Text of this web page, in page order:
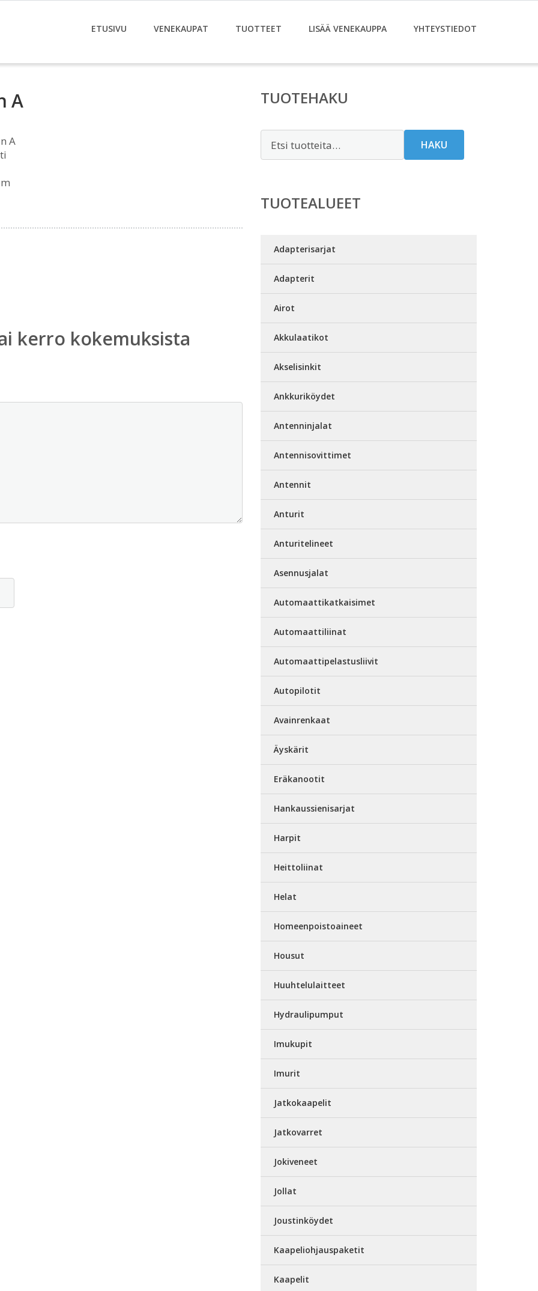
ETUSIVU VENEKAUPAT TUOTTEET LISÄÄ VENEKAUPPA YHTEYSTIEDOT
A
A
kerro kokemuksista
TUOTEHAKU
HAKU
TUOTEALUEET
Adapterisarjat
Adapterit
Airot
Akkulaatikot
Akselisinkit
Ankkuriköydet
Antenninjalat
Antennisovittimet
Antennit
Anturit
Anturitelineet
Asennusjalat
Automaattikatkaisimet
Automaattiliinat
Automaattipelastusliivit
Autopilotit
Avainrenkaat
Äyskärit
Eräkanootit
Hankaussienisarjat
Harpit
Heittoliinat
Helat
Homeenpoistoaineet
Housut
Huuhtelulaitteet
Hydraulipumput
Imukupit
Imurit
Jatkokaapelit
Jatkovarret
Jokiveneet
Jollat
Joustinköydet
Kaapeliohjauspaketit
Kaapelit